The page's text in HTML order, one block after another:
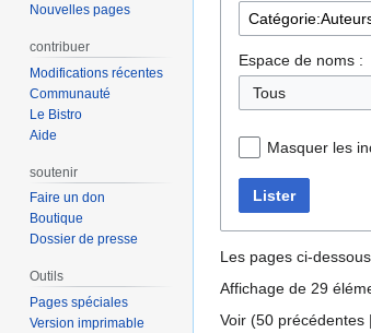
navigation
recherche
Espace de noms :
Tous
Masquer les
Lister
Les pages ci-
Affichage de 29
Voir (50 précédentes |
Nouvelles pages
contribuer
Modifications récentes
Communauté
Le Bistro
Aide
soutenir
Faire un don
Boutique
Dossier de presse
Outils
Pages spéciales
Version imprimable